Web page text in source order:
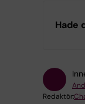
Hade
Redaktör: